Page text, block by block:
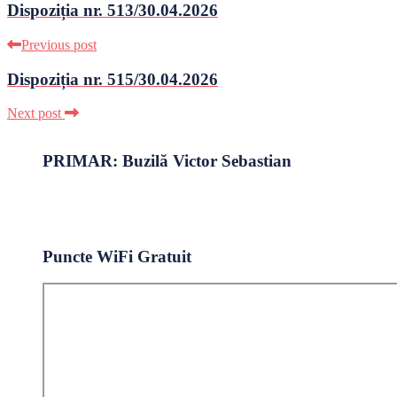
Dispoziția nr. 513/30.04.2026
Previous post
Dispoziția nr. 515/30.04.2026
Next post
PRIMAR: Buzilă Victor Sebastian
Puncte WiFi Gratuit